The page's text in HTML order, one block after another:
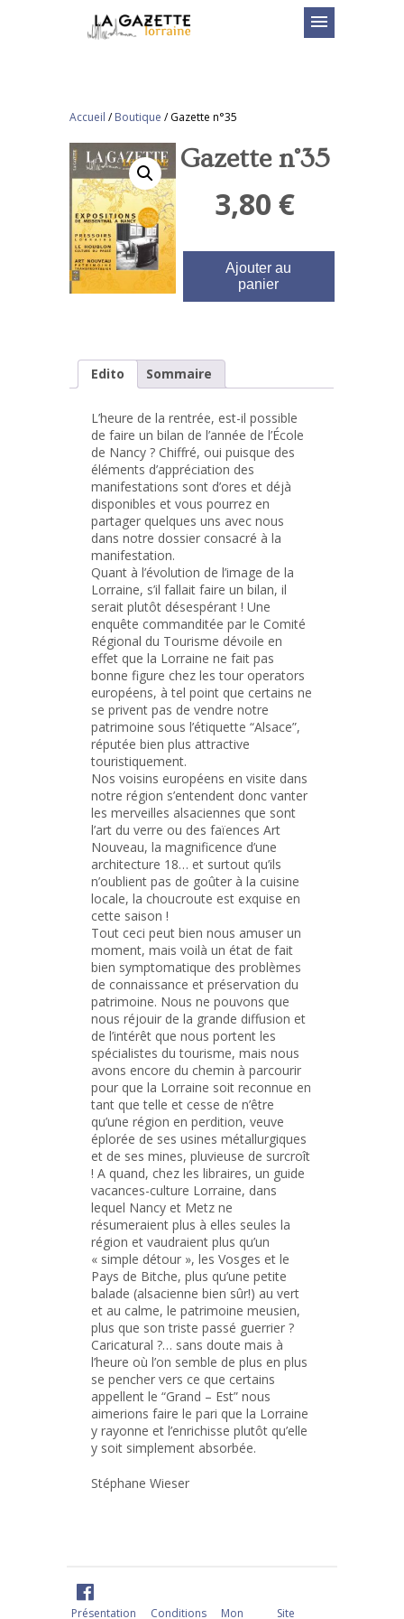
menu
Accueil /Boutique /Gazette n°35
Gazette n°35
3,80€
Ajouter au
panier
Edito Sommaire
L’heure de la rentrée, est-il possible
de faire un bilan de l’année de l’École
de Nancy ? Chiffré, oui puisque des
éléments d’appréciation des
manifestations sont d’ores et déjà
disponibles et vous pourrez en
partager quelques uns avec nous
dans notre dossier consacré à la
manifestation.
Quant à l’évolution de l’image de la
Lorraine, s’il fallait faire un bilan, il
serait plutôt désespérant ! Une
enquête commanditée par le Comité
Régional du Tourisme dévoile en
effet que la Lorraine ne fait pas
bonne figure chez les tour operators
européens, à tel point que certains ne
se privent pas de vendre notre
patrimoine sous l’étiquette “Alsace”,
réputée bien plus attractive
touristiquement.
Nos voisins européens en visite dans
notre région s’entendent donc vanter
les merveilles alsaciennes que sont
l’art du verre ou des faïences Art
Nouveau, la magnificence d’une
architecture 18… et surtout qu’ils
n’oublient pas de goûter à la cuisine
locale, la choucroute est exquise en
cette saison !
Tout ceci peut bien nous amuser un
moment, mais voilà un état de fait
bien symptomatique des problèmes
de connaissance et préservation du
patrimoine. Nous ne pouvons que
nous réjouir de la grande diffusion et
de l’intérêt que nous portent les
spécialistes du tourisme, mais nous
avons encore du chemin à parcourir
pour que la Lorraine soit reconnue en
tant que telle et cesse de n’être
qu’une région en perdition, veuve
éplorée de ses usines métallurgiques
et de ses mines, pluvieuse de surcroît
! A quand, chez les libraires, un guide
vacances-culture Lorraine, dans
lequel Nancy et Metz ne
résumeraient plus à elles seules la
région et vaudraient plus qu’un
« simple détour », les Vosges et le
Pays de Bitche, plus qu’une petite
balade (alsacienne bien sûr!) au vert
et au calme, le patrimoine meusien,
plus que son triste passé guerrier ?
Caricatural ?… sans doute mais à
l’heure où l’on semble de plus en plus
se pencher vers ce que certains
appellent le “Grand – Est” nous
aimerions faire le pari que la Lorraine
y rayonne et l’enrichisse plutôt qu’elle
y soit simplement absorbée.
Stéphane Wieser
Présentation Conditions Mon Site